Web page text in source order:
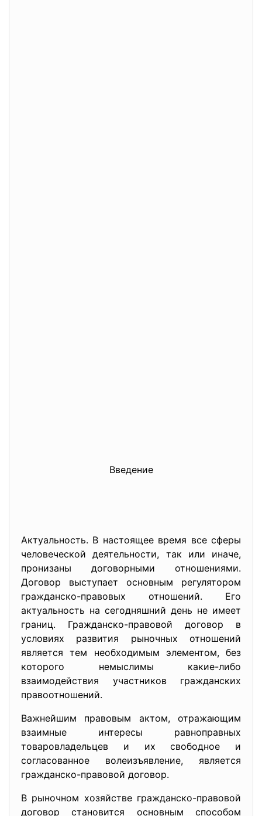
Введение
Актуальность. В настоящее время все сферы
человеческой деятельности, так или иначе,
пронизаны договорными отношениями.
Договор выступает основным регулятором
гражданско-правовых отношений. Его
актуальность на сегодняшний день не имеет
границ. Гражданско-правовой договор в
условиях развития рыночных отношений
является тем необходимым элементом, без
которого немыслимы какие-либо
взаимодействия участников гражданских
правоотношений.
Важнейшим правовым актом, отражающим
взаимные интересы равноправных
товаровладельцев и их свободное и
согласованное волеизъявление, является
гражданско-правовой договор.
В рыночном хозяйстве гражданско-правовой
договор становится основным способом